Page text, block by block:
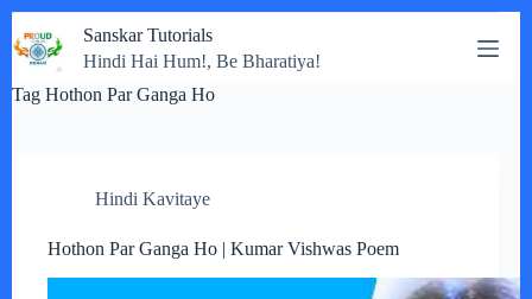
to
content
Sanskar Tutorials
Hindi Hai Hum!, Be Bharatiya!
Tag Hothon Par Ganga Ho
Hindi Kavitaye
Hothon Par Ganga Ho | Kumar Vishwas Poem